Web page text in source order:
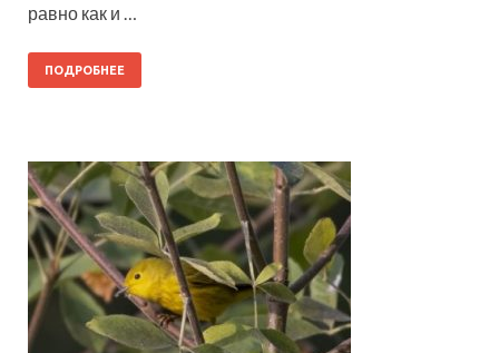
равно как и …
ПОДРОБНЕЕ